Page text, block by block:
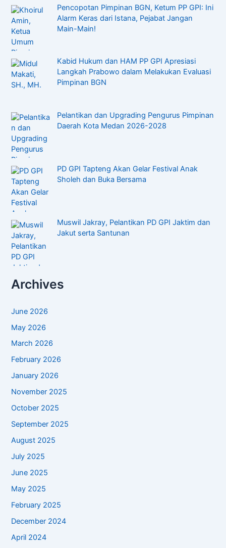
Pencopotan Pimpinan BGN, Ketum PP GPI: Ini
Alarm Keras dari Istana, Pejabat Jangan
Main-Main!
Kabid Hukum dan HAM PP GPI Apresiasi
Langkah Prabowo dalam Melakukan Evaluasi
Pimpinan BGN
Pelantikan dan Upgrading Pengurus Pimpinan
Daerah Kota Medan 2026-2028
PD GPI Tapteng Akan Gelar Festival Anak
Sholeh dan Buka Bersama
Muswil Jakray, Pelantikan PD GPI Jaktim dan
Jakut serta Santunan
Archives
June 2026
May 2026
March 2026
February 2026
January 2026
November 2025
October 2025
September 2025
August 2025
July 2025
June 2025
May 2025
February 2025
December 2024
April 2024